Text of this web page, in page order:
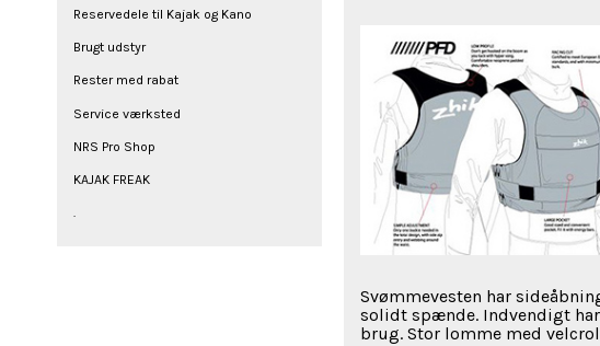
Reservedele til Kajak og Kano
Brugt udstyr
Rester med rabat
Service værksted
NRS Pro Shop
KAJAK FREAK
.
Svømmevesten har
solidt spænde. Indvendigt
brug. Stor lomme med